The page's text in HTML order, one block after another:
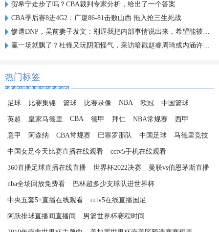
贺希宁走步了吗？CBA裁判专家分析，给出了一个答案
CBA季后赛8进4G2：广厦86-81击败山西 拖入抢三生死战
惨遭DNP，吴前妻子发文：别逼我把内部事情说出来，希望能被尊重
赢一场就飘了？杜锋又玩阴阳怪气，采访暗戳赵睿周琦或内涵许利民
热门标签
足球 比赛集锦 篮球 比赛录像 NBA 欧冠 中国篮球
英超 皇家马德里 CBA 德甲 拜仁 NBA常规赛 西甲
意甲 阿森纳 CBA常规赛 巴塞罗那队 中国足球 马德里竞技
中国女足今天比赛直播在线观看 cctv5手机在线观看
360直播足球直播在线直播 世界杯2022决赛 曼联vs伯恩茅斯直播
nba全场回放免费看 巴林超多少支球队进世界杯
中央五套5+直播在线观看 cctv5在线直播国足
阿跃排球直播间直播间 男篮世界杯赛程时间